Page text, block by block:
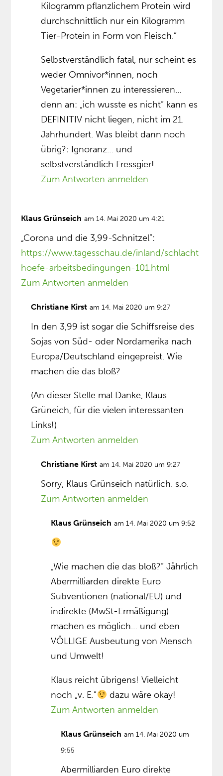
Kilogramm pflanzlichem Protein wird
durchschnittlich nur ein Kilogramm
Tier-Protein in Form von Fleisch.”
Selbstverständlich fatal, nur scheint es
weder Omnivor*innen, noch
Vegetarier*innen zu interessieren…
denn an: „ich wusste es nicht” kann es
DEFINITIV nicht liegen, nicht im 21.
Jahrhundert. Was bleibt dann noch
übrig?: Ignoranz… und
selbstverständlich Fressgier!
Zum Antworten anmelden
Klaus Grünseich am 14. Mai 2020 um 4:21
„Corona und die 3,99-Schnitzel”:
https://www.tagesschau.de/inland/schlacht
hoefe-arbeitsbedingungen-101.html
Zum Antworten anmelden
Christiane Kirst am 14. Mai 2020 um 9:27
In den 3,99 ist sogar die Schiffsreise des
Sojas von Süd- oder Nordamerika nach
Europa/Deutschland eingepreist. Wie
machen die das bloß?
(An dieser Stelle mal Danke, Klaus
Grüneich, für die vielen interessanten
Links!)
Zum Antworten anmelden
Christiane Kirst am 14. Mai 2020 um 9:27
Sorry, Klaus Grünseich natürlich. s.o.
Zum Antworten anmelden
Klaus Grünseich am 14. Mai 2020 um 9:52
„Wie machen die das bloß?” Jährlich
Abermilliarden direkte Euro
Subventionen (national/EU) und
indirekte (MwSt-Ermäßigung)
machen es möglich… und eben
VÖLLIGE Ausbeutung von Mensch
und Umwelt!
Klaus reicht übrigens! Vielleicht
noch „v. E.”
dazu wäre okay!
Zum Antworten anmelden
Klaus Grünseich am 14. Mai 2020 um
9:55
Abermilliarden Euro direkte